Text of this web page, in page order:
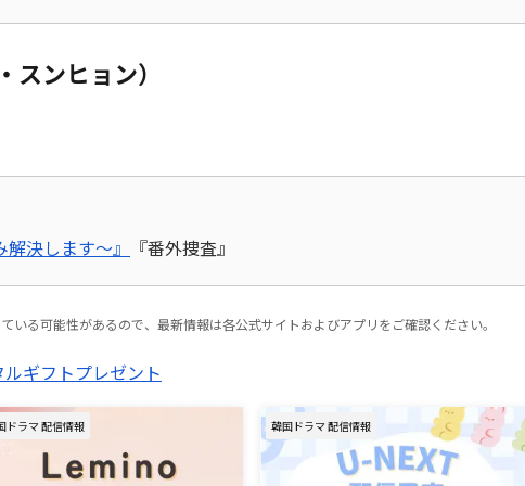
ンヒョン）
決します～』
『番外捜査』
る可能性があるので、最新情報は各公式サイトおよびアプリをご確認ください。
ドラマ 配信情報 韓国ドラマ 配信情報